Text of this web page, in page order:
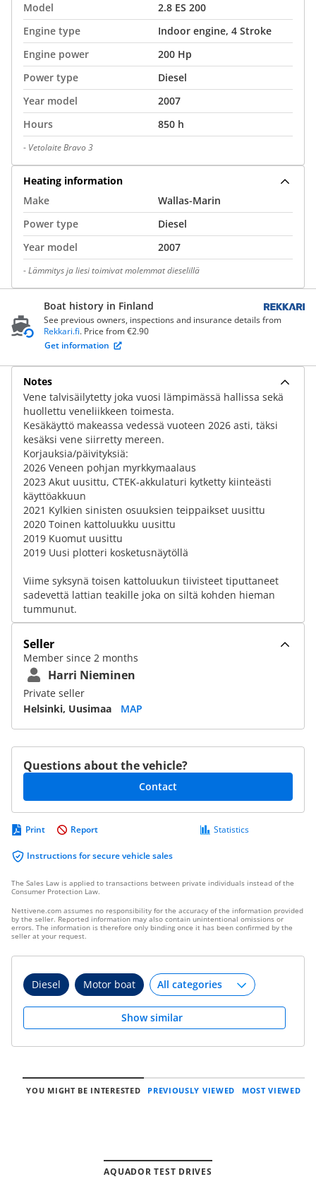
Model
2.8 ES 200
Engine type
Indoor engine, 4 Stroke
Engine power
200 Hp
Power type
Diesel
Year model
2007
Hours
850 h
- Vetolaite Bravo 3
Heating information
Make
Wallas-Marin
Power type
Diesel
Year model
2007
-Lämmitys ja liesi toimivat molemmat dieselillä
Boat history in Finland
See previous owners, inspections and insurance details from
Rekkari.fi. Price from €2.90
Get information
Notes
Vene talvisäilytetty joka vuosi lämpimässä hallissa sekä
huollettu veneliikkeen toimesta.
Kesäkäyttö makeassa vedessä vuoteen 2026 asti, täksi
kesäksi vene siirretty mereen.
Korjauksia/päivityksiä:
2026 Veneen pohjan myrkkymaalaus
2023 Akut uusittu, CTEK-akkulaturi kytketty kiinteästi
käyttöakkuun
2021 Kylkien sinisten osuuksien teippaikset uusittu
2020 Toinen kattoluukku uusittu
2019 Kuomut uusittu
2019 Uusi plotteri kosketusnäytöllä
Viime syksynä toisen kattoluukun tiivisteet tiputtaneet
sadevettä lattian teakille joka on siltä kohden hieman
tummunut.
Seller
Member since 2 months
Harri Nieminen
Private seller
Helsinki, Uusimaa
MAP
Questions about the vehicle?
Contact
Print
Instructions for secure vehicle sales
Statistics
Report
The Sales Law is applied to transactions between private individuals instead of the
Consumer Protection Law.
Nettivene.com assumes no responsibility for the accuracy of the information provided
by the seller. Reported information may also contain unintentional omissions or
errors. The information is therefore only binding once it has been confirmed by the
seller at your request.
Diesel Motor boat
Show similar
YOU MIGHT BE INTERESTED PREVIOUSLY VIEWED MOST VIEWED
AQUADOR TEST DRIVES